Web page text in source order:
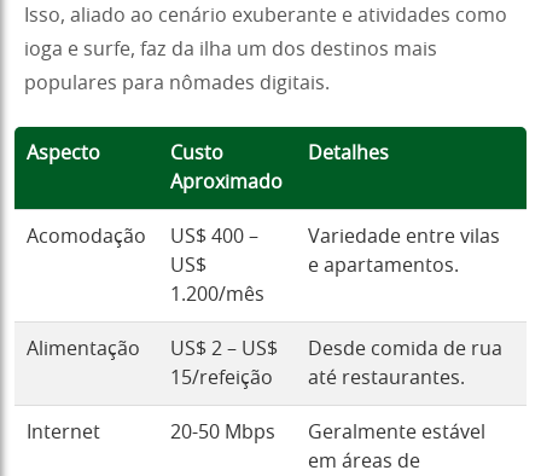
Isso, aliado ao cenário exuberante e atividades como
ioga e surfe, faz da ilha um dos destinos mais
populares para nômades digitais.
Aspecto
Custo
Aproximado
Detalhes
Acomodação
US$ 400 –
US$
1.200/mês
Variedade entre vilas
e apartamentos.
Alimentação
US$ 2 – US$
15/refeição
Desde comida de rua
até restaurantes.
Internet 20-50 Mbps
Geralmente estável
em áreas de